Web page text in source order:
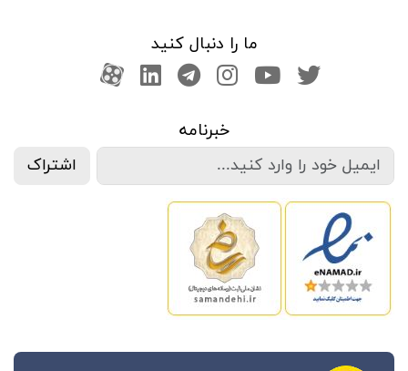
ما را دنبال کنید
صفحه تویتر
کانال یوتوب
اینستاگرام
کانال تلگرام
کانال لینکدین
آپارات
خبرنامه
اشتراک